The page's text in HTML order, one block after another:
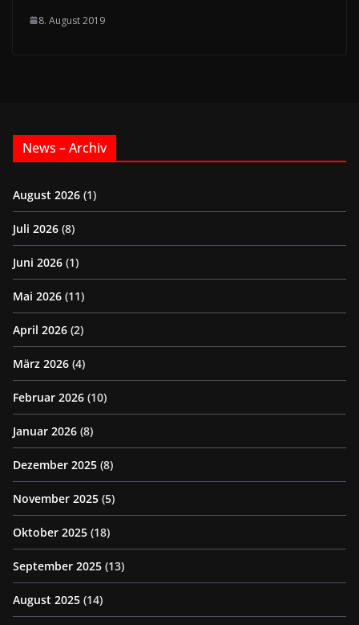
8. August 2019
News – Archiv
August 2026 (1)
Juli 2026 (8)
Juni 2026 (1)
Mai 2026 (11)
April 2026 (2)
März 2026 (4)
Februar 2026 (10)
Januar 2026 (8)
Dezember 2025 (8)
November 2025 (5)
Oktober 2025 (18)
September 2025 (13)
August 2025 (14)